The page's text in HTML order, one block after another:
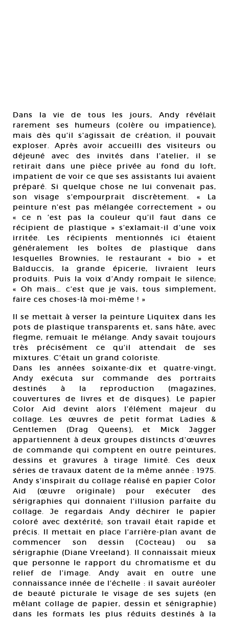
Dans la vie de tous les jours, Andy révélait
rarement ses humeurs (colère ou impatience),
mais dès qu’il s’agissait de création, il pouvait
exploser. Après avoir accueilli des visiteurs ou
déjeuné avec des invités dans l’atelier, il se
retirait dans une pièce privée au fond du loft,
impatient de voir ce que ses assistants lui avaient
préparé. Si quelque chose ne lui convenait pas,
son visage s’empourprait discrètement. « La
peinture n’est pas mélangée correctement » ou
« ce n ’est pas la couleur qu’il faut dans ce
récipient de plastique » s’exlamait-il d’une voix
irritée. Les récipients mentionnés ici étaient
généralement les boîtes de plastique dans
lesquelles Brownies, le restaurant « bio » et
Balduccis, la grande épicerie, livraient leurs
produits. Puis la voix d’Andy rompait le silence;
« Oh mais… c’est que je vais, tous simplement,
faire ces choses-là moi-même ! »
Il se mettait à verser la peinture Liquitex dans les
pots de plastique transparents et, sans hâte, avec
flegme, remuait le mélange. Andy savait toujours
très précisément ce qu’il attendait de ses
mixtures. C’était un grand coloriste.
Dans les années soixante-dix et quatre-vingt,
Andy exécuta sur commande des portraits
destinés à la reproduction (magazines,
couvertures de livres et de disques). Le papier
Color Aid devint alors l’élément majeur du
collage. Les œuvres de petit format Ladies &
Gentlemen (Drag Queens), et Mick Jagger
appartiennent à deux groupes distincts d’œuvres
de commande qui comptent en outre peintures,
dessins et gravures à tirage limité. Ces deux
séries de travaux datent de la même année : 1975.
Andy s’inspirait du collage réalisé en papier Color
Aid (œuvre originale) pour exécuter des
sérigraphies qui donnaient l’illusion parfaite du
collage. Je regardais Andy déchirer le papier
coloré avec dextérité; son travail était rapide et
précis. Il mettait en place l’arrière-plan avant de
commencer son dessin (Cocteau) ou sa
sérigraphie (Diane Vreeland). Il connaissait mieux
que personne le rapport du chromatisme et du
relief de l’image. Andy avait en outre une
connaissance innée de l’échelle : il savait auréoler
de beauté picturale le visage de ses sujets (en
mêlant collage de papier, dessin et sénigraphie)
dans les formats les plus réduits destinés à la